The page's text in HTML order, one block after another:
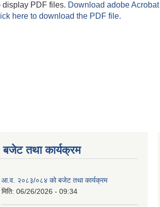
display PDF files. Download adobe Acrobat
here to download the PDF file.
बजेट तथा कार्यक्रम
आ.व. २०८३/०८४ को बजेट तथा कार्यक्रम
मिति: 06/26/2026 - 09:34